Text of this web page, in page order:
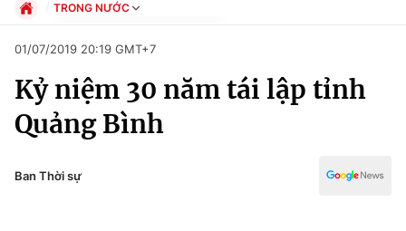
Chuyên mục
Chính trị
TRONG NƯỚC
Xã hội
Pháp luật
Kinh tế
Thể thao
Văn hóa - Giải trí
01/07/2019 20:19 GMT+7
Kỷ niệm 30 năm tái lập tỉnh
Quảng Bình
Ban Thời sự